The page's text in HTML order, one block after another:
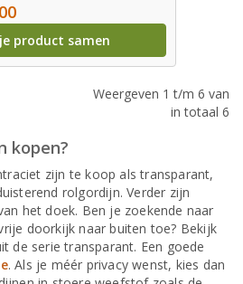
product samen
Weergeven 1 t/m 6 van
in totaal 6
kopen?
zijn te koop als transparant,
rolgordijn. Verder zijn
het doek. Ben je zoekende naar
doorkijk naar buiten toe? Bekijk
de serie transparant. Een goede
. Als je méér privacy wenst, kies dan